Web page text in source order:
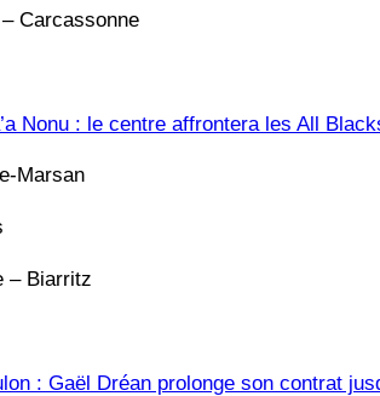
Carcassonne
Nonu : le centre affrontera les All
Marsan
– Biarritz
: Gaël Dréan prolonge son contrat